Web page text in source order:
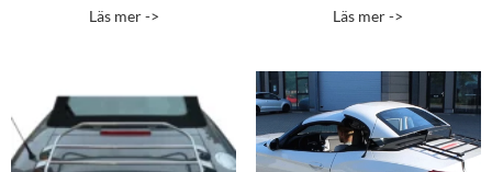
Läs mer -> Läs mer ->